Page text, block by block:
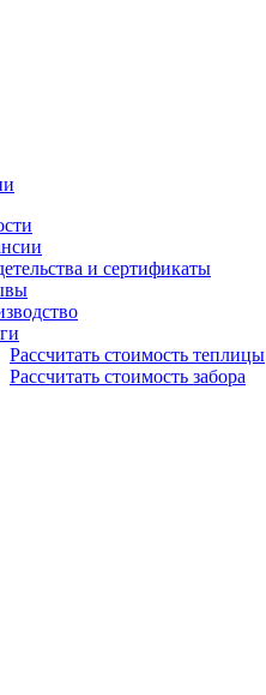
и сертификаты
Рассчитать стоимость теплицы
Рассчитать стоимость забора